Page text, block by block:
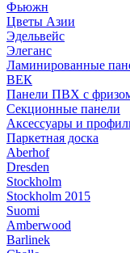
Фьюжн
Цветы Азии
Эдельвейс
Элеганс
Ламинированные
ВЕК
Панели ПВХ с
Секционные панели
Аксессуары и
Паркетная доска
Aberhof
Dresden
Stockholm
Stockholm 2015
Suomi
Amberwood
Barlinek